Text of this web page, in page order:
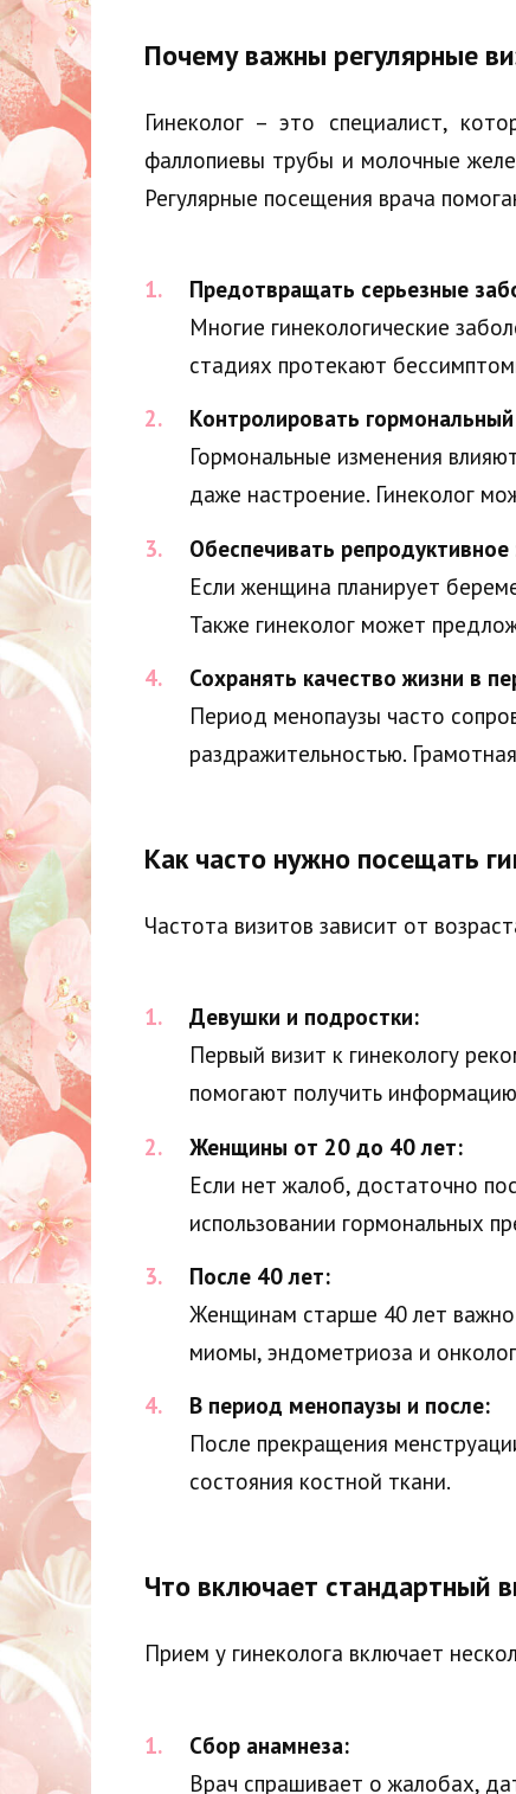
Почему важны регулярные
Гинеколог – это специалист,
фаллопиевы трубы и молочные
Регулярные посещения врача
Предотвращать серьезные
Многие гинекологические
стадиях протекают
Контролировать
Гормональные изменения
даже настроение. Гинеколог
Обеспечивать
Если женщина планирует
Также гинеколог может
Сохранять качество жизни в
Период менопаузы часто
раздражительностью.
Как часто нужно посещать
Частота визитов зависит от
Девушки и подростки:
Первый визит к гинекологу
помогают получить
Женщины от 20 до 40 лет:
Если нет жалоб, достаточно
использовании гормональных
После 40 лет:
Женщинам старше 40 лет важно
миомы, эндометриоза и
В период менопаузы и после:
После прекращения
состояния костной ткани.
Что включает стандартный
Прием у гинеколога включает
Сбор анамнеза:
Врач спрашивает о жалобах,